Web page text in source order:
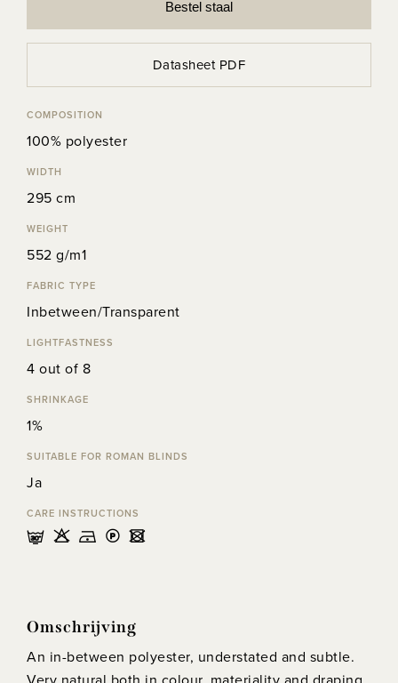
Bestel staal
Datasheet PDF
COMPOSITION
100% polyester
WIDTH
295 cm
WEIGHT
552 g/m1
FABRIC TYPE
Inbetween/Transparent
LIGHTFASTNESS
4 out of 8
SHRINKAGE
1%
SUITABLE FOR ROMAN BLINDS
Ja
CARE INSTRUCTIONS
mHDLU
Omschrijving
An in-between polyester, understated and subtle.